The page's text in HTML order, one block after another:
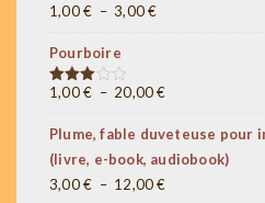
1,00 €
1,00€ – 3,00€Plage
1,00 €
3,00 €
Pourboire
Note
1,00€ – 20,00€Plage
prix :
1,00 €
à
Plume, fable duveteuse pour
(livre, e-book, audiobook)
3,00€ – 12,00€Plage